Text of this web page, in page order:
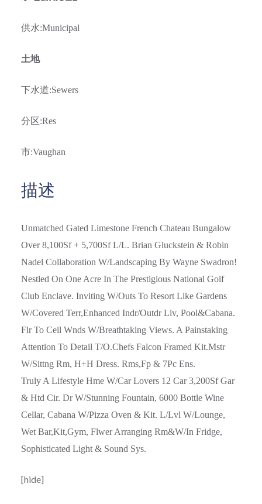
供水:Municipal
土地
下水道:Sewers
分区:Res
市:Vaughan
描述
Unmatched Gated Limestone French Chateau Bungalow
Over 8,100Sf + 5,700Sf L/L. Brian Gluckstein & Robin
Nadel Collaboration W/Landscaping By Wayne Swadron!
Nestled On One Acre In The Prestigious National Golf
Club Enclave. Inviting W/Outs To Resort Like Gardens
W/Covered Terr,Enhanced Indr/Outdr Liv, Pool&Cabana.
Flr To Ceil Wnds W/Breathtaking Views. A Painstaking
Attention To Detail T/O.Chefs Falcon Framed Kit.Mstr
W/Sittng Rm, H+H Dress. Rms,Fp & 7Pc Ens.
Truly A Lifestyle Hme W/Car Lovers 12 Car 3,200Sf Gar
& Htd Cir. Dr W/Stunning Fountain, 6000 Bottle Wine
Cellar, Cabana W/Pizza Oven & Kit. L/Lvl W/Lounge,
Wet Bar,Kit,Gym, Flwer Arranging Rm&W/In Fridge,
Sophisticated Light & Sound Sys.
[hide]